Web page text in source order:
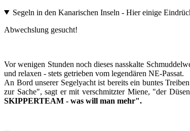
Segeln in den Kanarischen Inseln - Hier einige
Abwechslung gesucht!
Vor wenigen Stunden noch dieses nasskalte
und relaxen - stets getrieben vom legendären NE-Passat.
An Bord unserer Segelyacht ist bereits ein buntes
zur Sache", sagt er mit verschmitzter Miene, "der
SKIPPERTEAM - was will man mehr".